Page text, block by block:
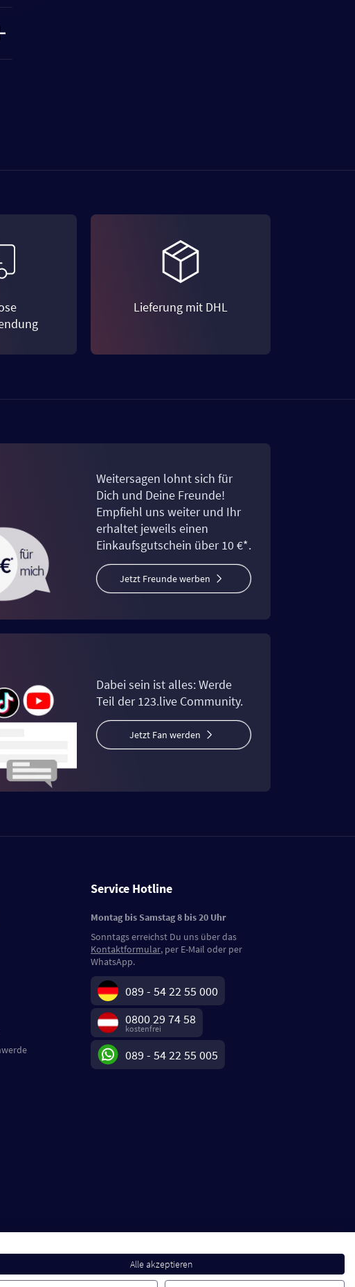
Lieferung mit DHL
Weitersagen lohnt sich für
Dich und Deine Freunde!
Empfiehl uns weiter und Ihr
erhaltet jeweils einen
Einkaufsgutschein über 10 €*.
Jetzt Freunde werben
Dabei sein ist alles: Werde
Teil der 123.live Community.
Jetzt Fan werden
Service Hotline
Montag bis Samstag 8 bis 20 Uhr
Sonntags erreichst Du uns über das
Kontaktformular, per E-Mail oder per
WhatsApp.
089 - 54 22 55 000
0800 29 74 58
kostenfrei
089 - 54 22 55 005
Alle akzeptieren